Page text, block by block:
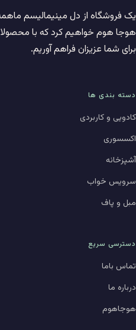
یک فروشگاه از دل مینیمالیسم
هوجا هوم خواهیم کرد که با
برای شما عزیزان فراهم آوریم.
دسته بندی ها
کادویی و کاربردی
اکسسوری
آشپزخانه
سرویس خواب
مبل و پاف
دسترسی سریع
تماس باما
درباره ما
هوجاهوم